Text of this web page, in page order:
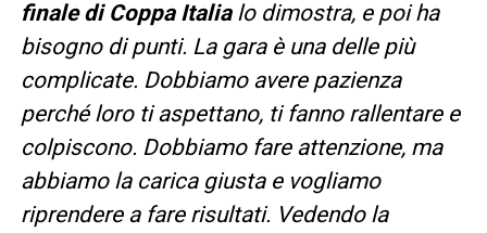
finale di Coppa Italialo dimostra, e poi ha
bisogno di punti. La gara è una delle più
complicate. Dobbiamo avere pazienza
perché loro ti aspettano, ti fanno rallentare e
colpiscono. Dobbiamo fare attenzione, ma
abbiamo la carica giusta e vogliamo
riprendere a fare risultati. Vedendo la